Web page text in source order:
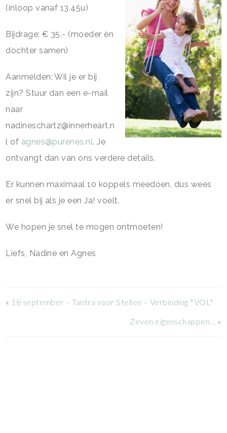
(inloop vanaf 13.45u)
Bijdrage: € 35,- (moeder èn
dochter samen)
Aanmelden: Wil je er bij
zijn? Stuur dan een e-mail
naar
nadineschartz@innerheart.n
l of agnes@purenes.nl. Je
ontvangt dan van ons verdere details.
Er kunnen maximaal 10 koppels meedoen, dus wees
er snel bij als je een Ja! voelt.
We hopen je snel te mogen ontmoeten!
Liefs, Nadine en Agnes
« 18 september – Tantra voor Stellen – Verbinding *VOL*
Zeven eigenschappen… »